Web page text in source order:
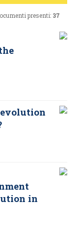
presenti: 37
in